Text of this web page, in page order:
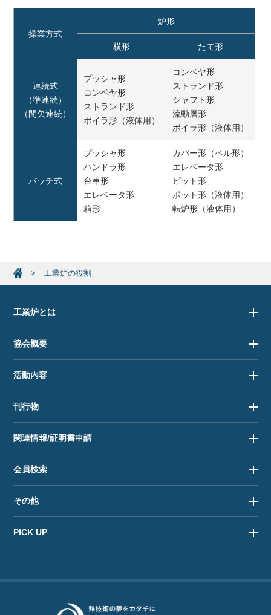
操業方式
炉形
横形 たて形
連続式
（準連続）
（間欠連続）
プッシャ形
コンベヤ形
ストランド形
ボイラ形（液体用）
コンベヤ形
ストランド形
シャフト形
流動層形
ボイラ形（液体用）
バッチ式
プッシャ形
ハンドラ形
台車形
エレベータ形
箱形
カバー形（ベル形）
エレベータ形
ピット形
ポット形（液体用）
転炉形（液体用）
工業炉の役割
工業炉とは
協会概要
活動内容
刊行物
関連情報/証明書申請
会員検索
その他
PICK UP